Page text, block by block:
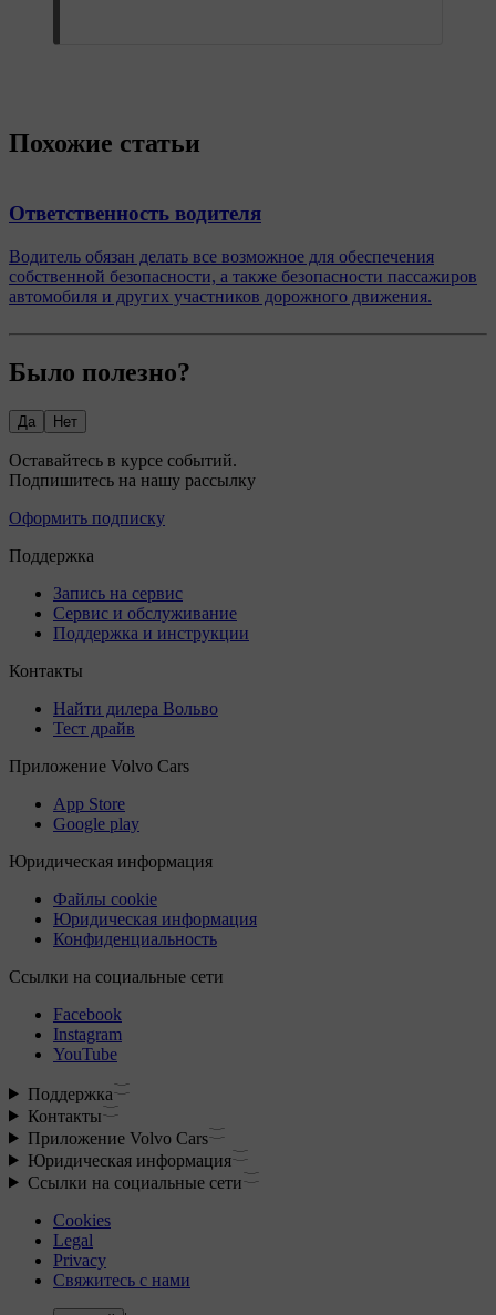
Похожие статьи
Ответственность водителя
Водитель обязан делать все возможное для обеспечения
собственной безопасности, а также безопасности пассажиров
автомобиля и других участников дорожного движения.
Было полезно?
Да Нет